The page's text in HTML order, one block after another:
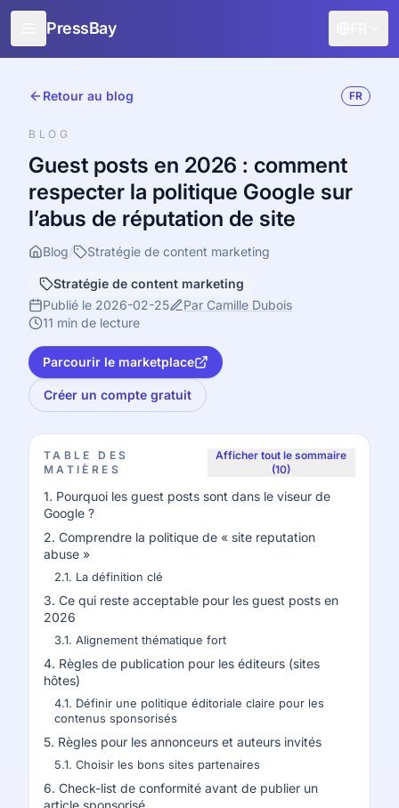
PressBay
Comment ça marche
Promotion gratuite
Blog
Se connecter
Retour au blog FR
BLOG
Guest posts en 2026 : comment
respecter la politique Google sur
l’abus de réputation de site
Blog/ Stratégie de content marketing
Stratégie de content marketing
Publié le 2026-02-25
Par Camille Dubois
11 min de lecture
Parcourir le marketplace
Créer un compte gratuit
TABLE DES
MATIÈRES
Afficher tout le sommaire
(10)
1. Pourquoi les guest posts sont dans le viseur de
Google ?
2. Comprendre la politique de « site reputation
abuse »
2.1. La définition clé
3. Ce qui reste acceptable pour les guest posts en
2026
3.1. Alignement thématique fort
4. Règles de publication pour les éditeurs (sites
hôtes)
4.1. Définir une politique éditoriale claire pour les
contenus sponsorisés
5. Règles pour les annonceurs et auteurs invités
5.1. Choisir les bons sites partenaires
6. Check-list de conformité avant de publier un
article sponsorisé